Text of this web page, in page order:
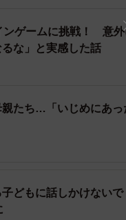
かう
ンゲームに挑戦！ 意外
な」と実感した話
たち…「いじめにあっ
子どもに話しかけない